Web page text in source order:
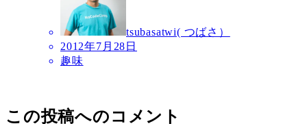
tsubasatwi( つばさ）
2012年7月28日
趣味
この投稿へのコメント